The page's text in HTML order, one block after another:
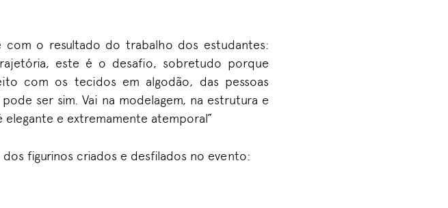
com o resultado do trabalho dos estudantes:
este é o desafio, sobretudo porque
com os tecidos em algodão, das pessoas
ser sim. Vai na modelagem, na estrutura e
e extremamente atemporal”
figurinos criados e desfilados no evento: